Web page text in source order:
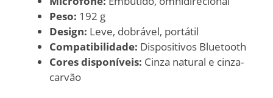
Peso: 192 g
Design: Leve, dobrável, portátil
Compatibilidade: Dispositivos Bluetooth
Cores disponíveis: Cinza natural e cinza-
carvão